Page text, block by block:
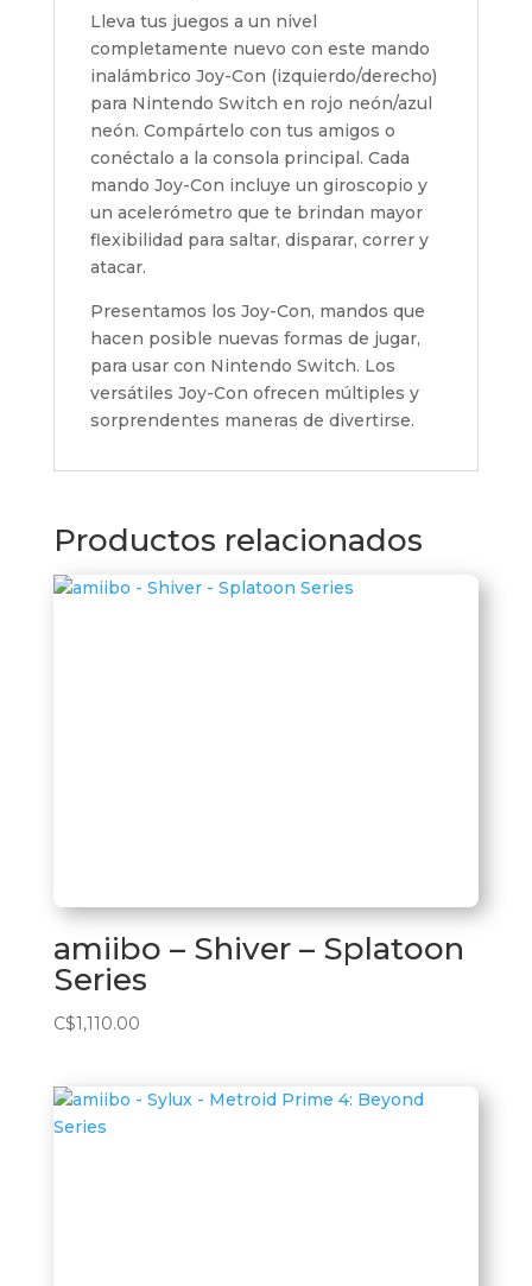
Lleva tus juegos a un nivel
completamente nuevo con este mando
inalámbrico Joy-Con (izquierdo/derecho)
para Nintendo Switch en rojo neón/azul
neón. Compártelo con tus amigos o
conéctalo a la consola principal. Cada
mando Joy-Con incluye un giroscopio y
un acelerómetro que te brindan mayor
flexibilidad para saltar, disparar, correr y
atacar.
Presentamos los Joy-Con, mandos que
hacen posible nuevas formas de jugar,
para usar con Nintendo Switch. Los
versátiles Joy-Con ofrecen múltiples y
sorprendentes maneras de divertirse.
Productos relacionados
amiibo – Shiver – Splatoon
Series
C$1,110.00